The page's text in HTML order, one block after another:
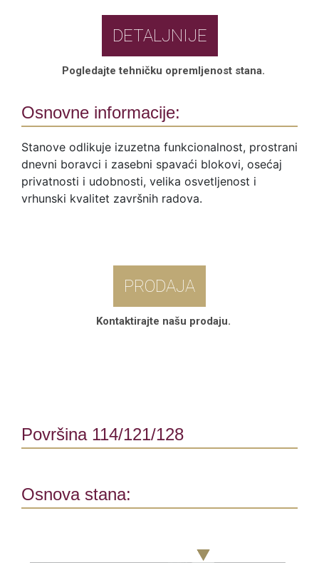
DETALJNIJE
Pogledajte tehničku opremljenost stana.
Osnovne informacije:
Stanove odlikuje izuzetna funkcionalnost, prostrani
dnevni boravci i zasebni spavaći blokovi, osećaj
privatnosti i udobnosti, velika osvetljenost i
vrhunski kvalitet završnih radova.
PRODAJA
Kontaktirajte našu prodaju.
Površina 114/121/128
Osnova stana: